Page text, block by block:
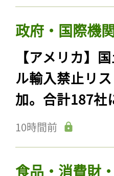
政府・国際機
【アメリカ】
ル輸入禁止リ
加。合計187社
10時間前
食品・消費財